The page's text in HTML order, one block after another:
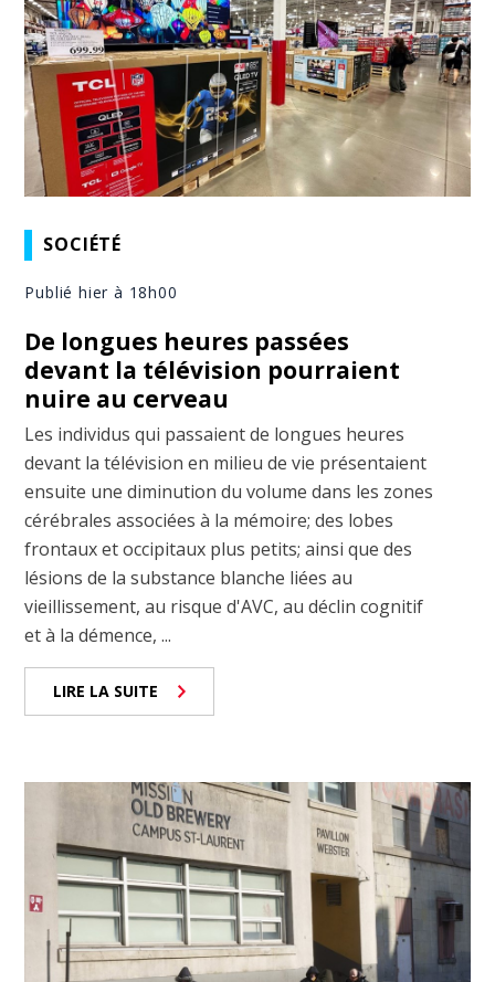
SOCIÉTÉ
Publié hier à 18h00
De longues heures passées
devant la télévision pourraient
nuire au cerveau
Les individus qui passaient de longues heures
devant la télévision en milieu de vie présentaient
ensuite une diminution du volume dans les zones
cérébrales associées à la mémoire; des lobes
frontaux et occipitaux plus petits; ainsi que des
lésions de la substance blanche liées au
vieillissement, au risque d'AVC, au déclin cognitif
et à la démence, ...
LIRE LA SUITE